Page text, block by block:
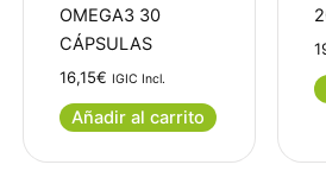
OMEGA3 30
CÁPSULAS
16,15€ IGIC Incl.
Añadir al carrito